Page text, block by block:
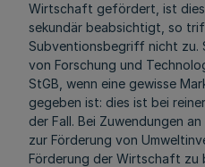
Wirtschaft gefördert, ist dies
sekundär beabsichtigt, so
Subventionsbegriff nicht zu.
von Forschung und
StGB, wenn eine gewisse
gegeben ist: dies ist bei
der Fall. Bei Zuwendungen
zur Förderung von
Förderung der Wirtschaft zu